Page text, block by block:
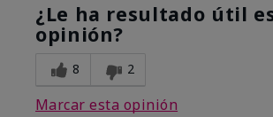
¿Le ha resultado útil
opinión?
8 2
Marcar esta opinión